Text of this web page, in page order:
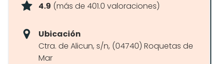
4.9 (más de 401.0 valoraciones)
Ubicación
Ctra. de Alicun, s/n, (04740) Roquetas de
Mar